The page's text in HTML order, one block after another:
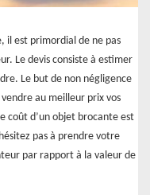
il est primordial de ne pas
Le devis consiste à estimer
Le but de non négligence
au meilleur prix vos
coût d’un objet brocante est
pas à prendre votre
par rapport à la valeur de